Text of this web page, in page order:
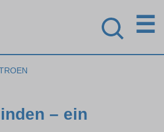
☰
– ein